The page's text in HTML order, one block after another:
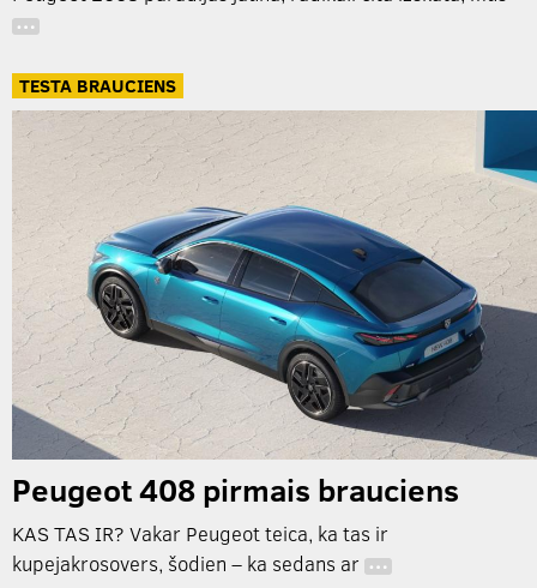
…
TESTA BRAUCIENS
Peugeot 408 pirmais brauciens
KAS TAS IR? Vakar Peugeot teica, ka tas ir
kupejakrosovers, šodien – ka sedans ar …